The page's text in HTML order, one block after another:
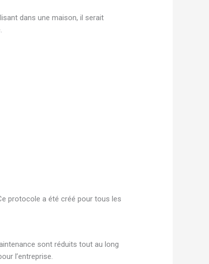
dans une maison, il serait
protocole a été créé pour tous les
sont réduits tout au long
l’entreprise.